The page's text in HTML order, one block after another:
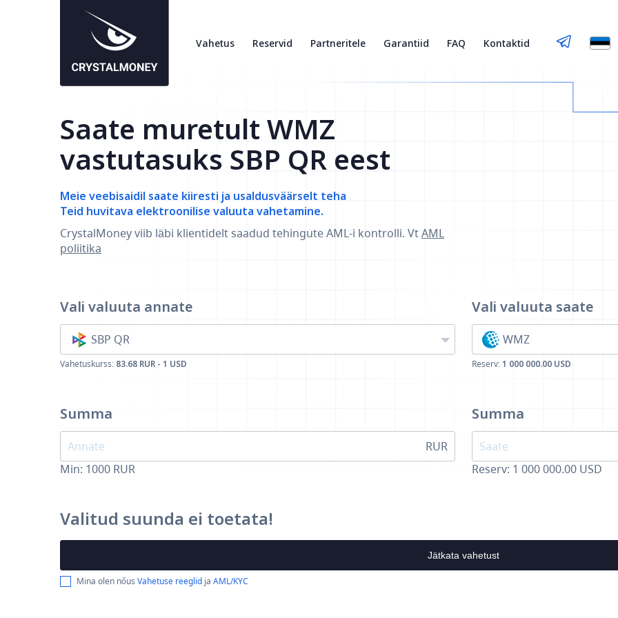
Vahetus Reservid Partneritele Garantiid FAQ Kontaktid
Saate muretult WMZ
vastutasuks SBP QR eest
Meie veebisaidil saate kiiresti ja usaldusväärselt teha
Teid huvitava elektroonilise valuuta vahetamine.
CrystalMoney viib läbi klientidelt saadud tehingute AML-i kontrolli. VtAML
poliitika
Vali valuuta annate
SBP QR
Vahetuskurss: 83.68 RUR - 1 USD
Summa
RUR
Min: 1000 RUR
Vali valuuta saate
WMZ
Reserv: 1 000 000.00 USD
Summa
Reserv: 1 000 000.00 USD
Valitud suunda ei toetata!
Jätkata vahetust
Mina olen nőus Vahetuse reeglid ja AML/KYC